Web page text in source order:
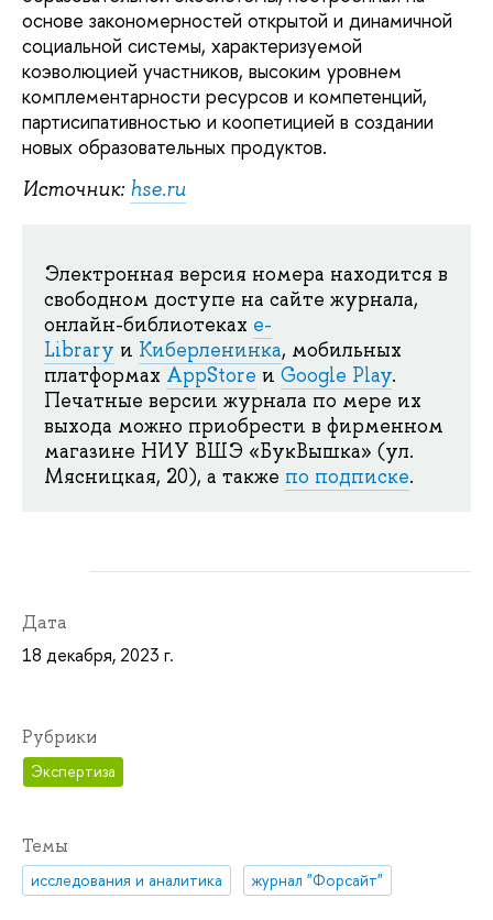
основе закономерностей открытой и динамичной
социальной системы, характеризуемой
коэволюцией участников, высоким уровнем
комплементарности ресурсов и компетенций,
партисипативностью и коопетицией в создании
новых образовательных продуктов.
Источник: hse.ru
Электронная версия номера находится в
свободном доступе на сайте журнала,
онлайн-библиотеках e-
Library и Киберленинка, мобильных
платформах AppStore и Google Play.
Печатные версии журнала по мере их
выхода можно приобрести в фирменном
магазине НИУ ВШЭ «БукВышка» (ул.
Мясницкая, 20), а также по подписке.
Дата
18 декабря, 2023 г.
Рубрики
Экспертиза
Темы
исследования и аналитика журнал "Форсайт"